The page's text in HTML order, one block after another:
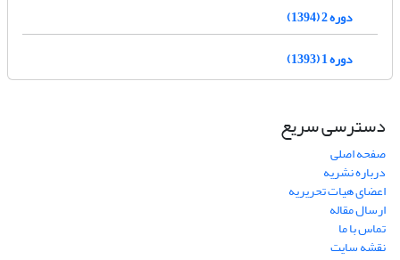
دوره 2 (1394)
دوره 1 (1393)
دسترسی سریع
صفحه اصلی
درباره نشریه
اعضای هیات تحریریه
ارسال مقاله
تماس با ما
نقشه سایت